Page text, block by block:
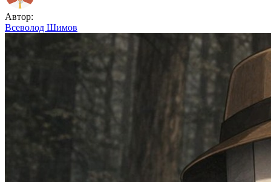
Автор:
Всеволод Шимов